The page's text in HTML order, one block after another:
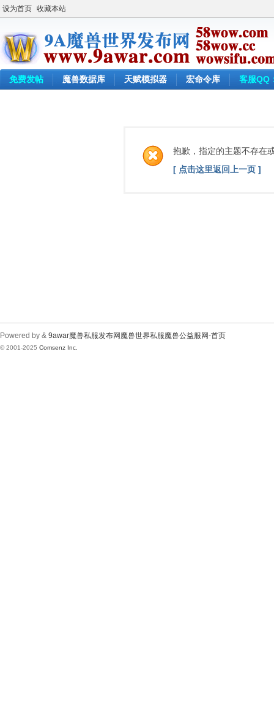
设为首页 收藏本站
免费发帖 魔兽数据库 天赋模拟器 宏命令库 客服QQ
抱歉，指定的主题不存在
[ 点击这里返回上一页 ]
Powered by & 9awar魔兽私服发布网魔兽世界私服魔兽公益服网-首页
© 2001-2025 Comsenz Inc.